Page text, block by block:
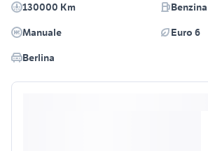
130000 Km
Benzina
Manuale
Euro 6
Berlina